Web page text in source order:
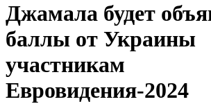
Джамала будет
баллы от Украины
участникам
Евровидения-2024